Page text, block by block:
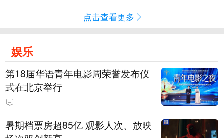
点击查看更多
娱乐
第18届华语青年电影周荣誉发布仪
式在北京举行
暑期档票房超85亿 观影人次、放映